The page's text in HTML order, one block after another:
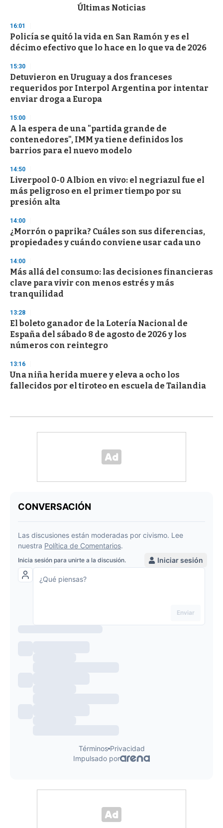
d
s
o
f
3
s
c
o
d
s
Últimas Noticias
16:01
Policía se quitó la vida en San Ramón y es el
décimo efectivo que lo hace en lo que va de 2026
15:30
Detuvieron en Uruguay a dos franceses
requeridos por Interpol Argentina por intentar
enviar droga a Europa
15:00
A la espera de una "partida grande de
contenedores", IMM ya tiene definidos los
barrios para el nuevo modelo
14:50
Liverpool 0-0 Albion en vivo: el negriazul fue el
más peligroso en el primer tiempo por su
presión alta
14:00
¿Morrón o paprika? Cuáles son sus diferencias,
propiedades y cuándo conviene usar cada uno
14:00
Más allá del consumo: las decisiones financieras
clave para vivir con menos estrés y más
tranquilidad
13:28
El boleto ganador de la Lotería Nacional de
España del sábado 8 de agosto de 2026 y los
números con reintegro
13:16
Una niña herida muere y eleva a ocho los
fallecidos por el tiroteo en escuela de Tailandia